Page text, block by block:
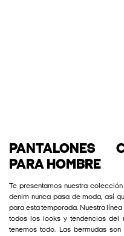
PANTALONES
PARA HOMBRE
Te presentamos nuestra
denim nunca pasa de moda, así
para esta temporada. Nuestra
todos los looks y tendencias del
tenemos todo. Las bermudas